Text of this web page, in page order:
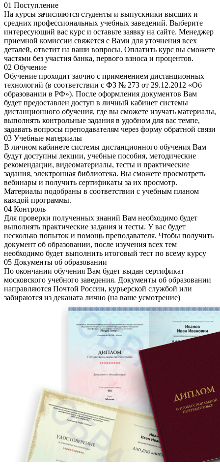
01 Поступление
На курсы зачисляются студенты и выпускники высших и
средних профессиональных учебных заведений. Выберите
интересующий вас курс и оставьте заявку на сайте. Менеджер
приемной комиссии свяжется с Вами для уточнения всех
деталей, ответит на ваши вопросы. Оплатить курс вы сможете
частями без участия банка, первого взноса и процентов.
02 Обучение
Обучение проходит заочно с применением дистанционных
технологий (в соответствии с ФЗ № 273 от 29.12.2012 «Об
образовании в РФ»). После оформления документов Вам
будет предоставлен доступ в личный кабинет системы
дистанционного обучения, где вы сможете изучать материалы,
выполнять контрольные задания в удобном для вас темпе,
задавать вопросы преподавателям через форму обратной связи
03 Учебные материалы
В личном кабинете системы дистанционного обучения Вам
будут доступны лекции, учебные пособия, методические
рекомендации, видеоматериалы, тесты и практические
задания, электронная библиотека. Вы сможете просмотреть
вебинары и получить сертификаты за их просмотр.
Материалы подобраны в соответствии с учебным планом
каждой программы.
04 Контроль
Для проверки полученных знаний Вам необходимо будет
выполнять практические задания и тесты. У вас будет
несколько попыток и помощь преподавателя. Чтобы получить
документ об образовании, после изучения всех тем
необходимо будет выполнить итоговый тест по всему курсу
05 Документы об образовании
По окончании обучения Вам будет выдан сертификат
московского учебного заведения. Документы об образовании
направляются Почтой России, курьерской службой или
забираются из деканата лично (на ваше усмотрение)